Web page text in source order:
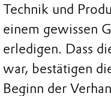
Technik und
einem gewissen
erledigen. Dass
war, bestätigen
Beginn der